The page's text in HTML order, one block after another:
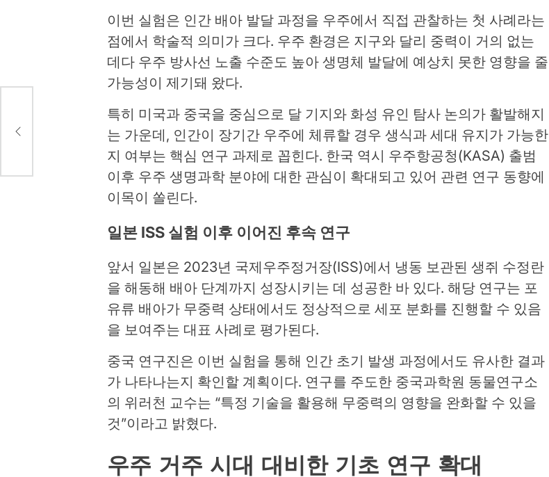
이번 실험은 인간 배아 발달 과정을 우주에서 직접 관찰하는 첫 사례라는
점에서 학술적 의미가 크다. 우주 환경은 지구와 달리 중력이 거의 없는
데다 우주 방사선 노출 수준도 높아 생명체 발달에 예상치 못한 영향을 줄
가능성이 제기돼 왔다.
특히 미국과 중국을 중심으로 달 기지와 화성 유인 탐사 논의가 활발해지
는 가운데, 인간이 장기간 우주에 체류할 경우 생식과 세대 유지가 가능한
지 여부는 핵심 연구 과제로 꼽힌다. 한국 역시 우주항공청(KASA) 출범
이후 우주 생명과학 분야에 대한 관심이 확대되고 있어 관련 연구 동향에
이목이 쏠린다.
일본 ISS 실험 이후 이어진 후속 연구
앞서 일본은 2023년 국제우주정거장(ISS)에서 냉동 보관된 생쥐 수정란
을 해동해 배아 단계까지 성장시키는 데 성공한 바 있다. 해당 연구는 포
유류 배아가 무중력 상태에서도 정상적으로 세포 분화를 진행할 수 있음
을 보여주는 대표 사례로 평가된다.
중국 연구진은 이번 실험을 통해 인간 초기 발생 과정에서도 유사한 결과
가 나타나는지 확인할 계획이다. 연구를 주도한 중국과학원 동물연구소
의 위러천 교수는 “특정 기술을 활용해 무중력의 영향을 완화할 수 있을
것”이라고 밝혔다.
우주 거주 시대 대비한 기초 연구 확대